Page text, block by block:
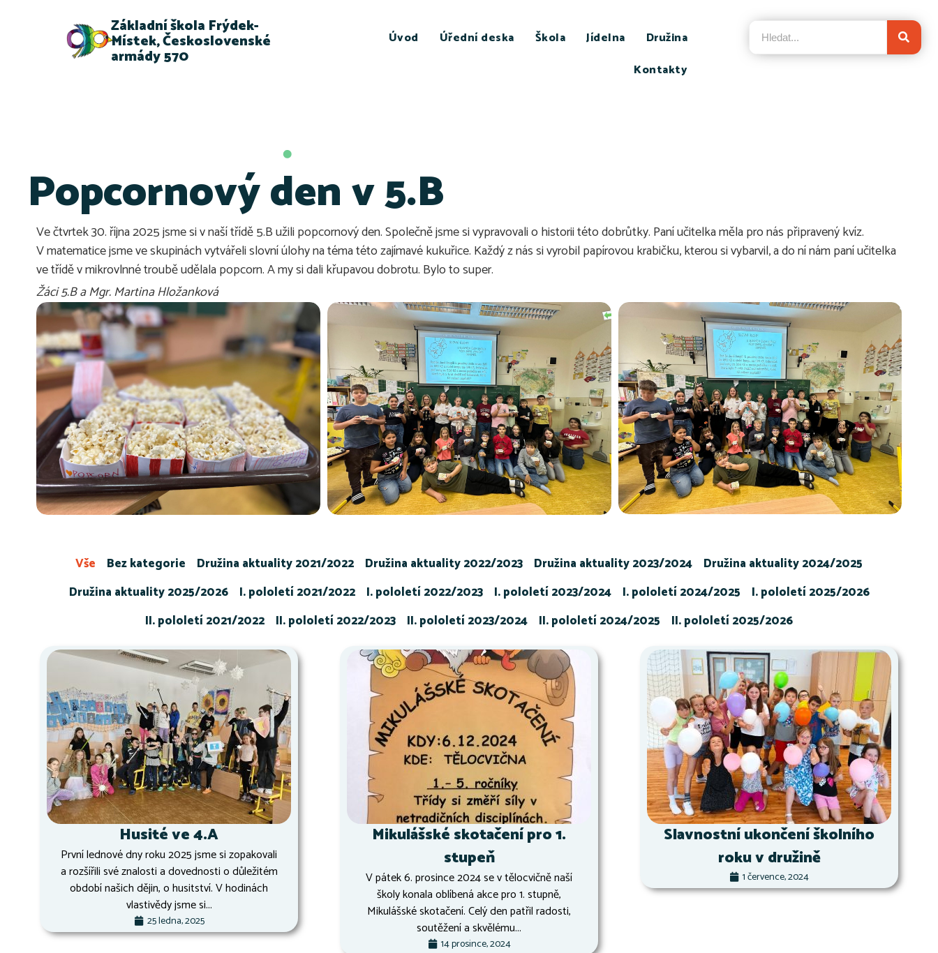
Základní škola Frýdek-
Místek, Československé
armády 570
Úvod Úřední deska Škola Jídelna
Družina
Kontakty
Popcornový den v 5.B
Ve čtvrtek 30. října 2025 jsme si v naší třídě 5.B užili popcornový den. Společně jsme si vypravovali o historii této dobrůtky. Paní učitelka měla pro nás připravený kvíz.
V matematice jsme ve skupinách vytvářeli slovní úlohy na téma této zajímavé kukuřice. Každý z nás si vyrobil papírovou krabičku, kterou si vybarvil, a do ní nám paní učitelka
ve třídě v mikrovlnné troubě udělala popcorn. A my si dali křupavou dobrotu. Bylo to super.
Žáci 5.B a Mgr. Martina Hložanková
Bez kategorie Družina aktuality 2021/2022 Družina aktuality 2022/2023 Družina aktuality 2023/2024
Družina aktuality 2024/2025
Družina aktuality 2025/2026
I. pololetí 2021/2022 I. pololetí 2022/2023 I. pololetí 2023/2024 I. pololetí 2024/2025
I. pololetí 2025/2026
II. pololetí 2021/2022
II. pololetí 2022/2023 II. pololetí 2023/2024 II. pololetí 2024/2025 II. pololetí 2025/2026
Vše
Husité ve 4.A
První lednové dny roku 2025 jsme si zopakovali
a rozšířili své znalosti a dovednosti o důležitém
období našich dějin, o husitství. V hodinách
vlastivědy jsme si...
25 ledna, 2025
Mikulášské skotačení pro 1.
stupeň
V pátek 6. prosince 2024 se v tělocvičně naší
školy konala oblíbená akce pro 1. stupně,
Mikulášské skotačení. Celý den patřil radosti,
soutěžení a skvělému...
14 prosince, 2024
Slavnostní ukončení školního
roku v družině
1 července, 2024